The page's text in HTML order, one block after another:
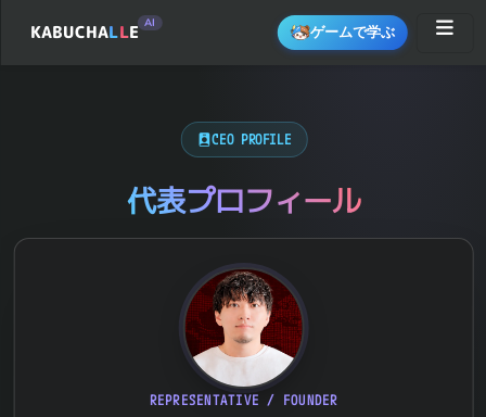
KABUCHALLE AI
ゲームで学ぶ
CEO PROFILE
代表プロフィール
REPRESENTATIVE / FOUNDER